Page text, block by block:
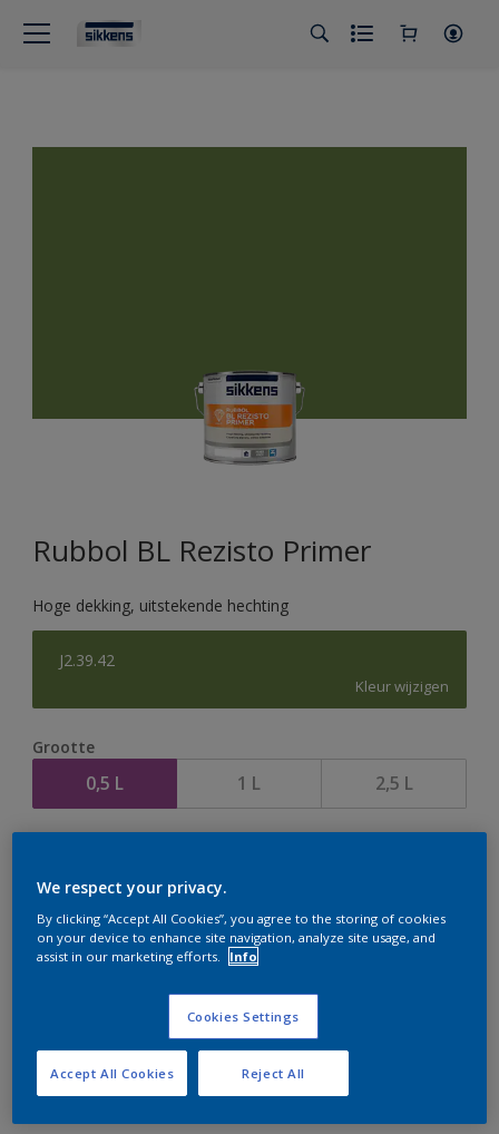
Rubbol BL Rezisto Primer
Hoge dekking, uitstekende hechting
J2.39.42
Kleur wijzigen
Grootte
0,5 L 1 L 2,5 L
Op dit moment is het niet mogelijk dit product online
te bestellen. Houd de website in de gaten, we werken
er hard aan om de voorraad aan te vullen.
We respect your privacy.
By clicking “Accept All Cookies”, you agree to the storing of cookies
on your device to enhance site navigation, analyze site usage, and
assist in our marketing efforts.
Info
Cookies Settings
Reject All
Accept All Cookies